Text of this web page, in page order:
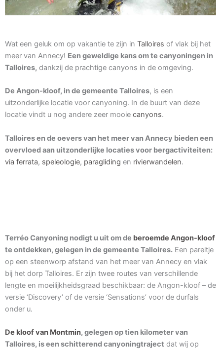
Wat een geluk om op vakantie te zijn in Talloires of vlak bij het
meer van Annecy! Een geweldige kans om te canyoningen in
Talloires, dankzij de prachtige canyons in de omgeving.
De Angon-kloof, in de gemeente Talloires, is een
uitzonderlijke locatie voor canyoning. In de buurt van deze
locatie vindt u nog andere zeer mooie canyons.
Talloires en de oevers van het meer van Annecy bieden een
overvloed aan uitzonderlijke locaties voor bergactiviteiten:
via ferrata, speleologie, paragliding en rivierwandelen.
Terréo Canyoning nodigt u uit om de beroemde Angon-kloof
te ontdekken, gelegen in de gemeente Talloires. Een pareltje
op een steenworp afstand van het meer van Annecy en vlak
bij het dorp Talloires. Er zijn twee routes van verschillende
lengte en moeilijkheidsgraad beschikbaar: de Angon-kloof – de
versie ‘Discovery’ of de versie ‘Sensations’ voor de durfals
onder u.
De kloof van Montmin, gelegen op tien kilometer van
Talloires, is een schitterend canyoningtraject dat wij op